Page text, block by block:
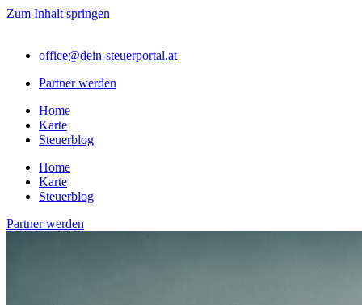
Zum Inhalt springen
office@dein-steuerportal.at
Partner werden
Home
Karte
Steuerblog
Home
Karte
Steuerblog
Partner werden